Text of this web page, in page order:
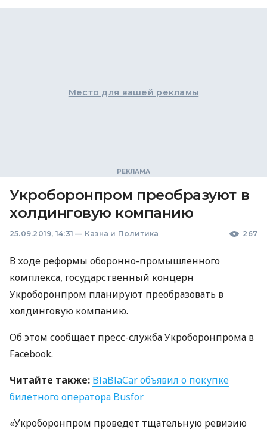
Место для вашей рекламы
Укроборонпром преобразуют в
холдинговую компанию
25.09.2019, 14:31 — Казна и Политика 267
В ходе реформы оборонно-промышленного
комплекса, государственный концерн
Укроборонпром планируют преобразовать в
холдинговую компанию.
Об этом сообщает пресс-служба Укроборонпрома в
Facebook.
Читайте также: BlaBlaCar объявил о покупке
билетного оператора Busfor
«Укроборонпром проведет тщательную ревизию